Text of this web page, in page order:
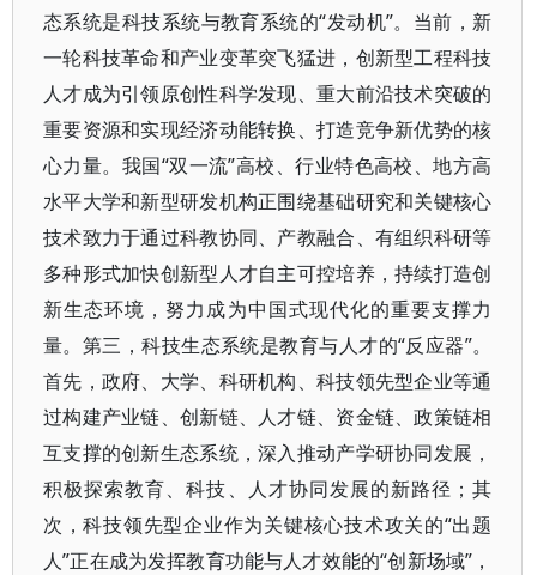
态系统是科技系统与教育系统的“发动机”。当前，新
一轮科技革命和产业变革突飞猛进，创新型工程科技
人才成为引领原创性科学发现、重大前沿技术突破的
重要资源和实现经济动能转换、打造竞争新优势的核
心力量。我国“双一流”高校、行业特色高校、地方高
水平大学和新型研发机构正围绕基础研究和关键核心
技术致力于通过科教协同、产教融合、有组织科研等
多种形式加快创新型人才自主可控培养，持续打造创
新生态环境，努力成为中国式现代化的重要支撑力
量。第三，科技生态系统是教育与人才的“反应器”。
首先，政府、大学、科研机构、科技领先型企业等通
过构建产业链、创新链、人才链、资金链、政策链相
互支撑的创新生态系统，深入推动产学研协同发展，
积极探索教育、科技、人才协同发展的新路径；其
次，科技领先型企业作为关键核心技术攻关的“出题
人”正在成为发挥教育功能与人才效能的“创新场域”，